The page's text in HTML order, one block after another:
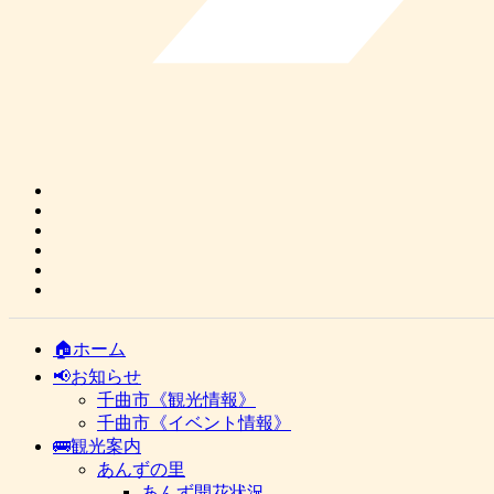
🏠ホーム
📢お知らせ
千曲市《観光情報》
千曲市《イベント情報》
🚌観光案内
あんずの里